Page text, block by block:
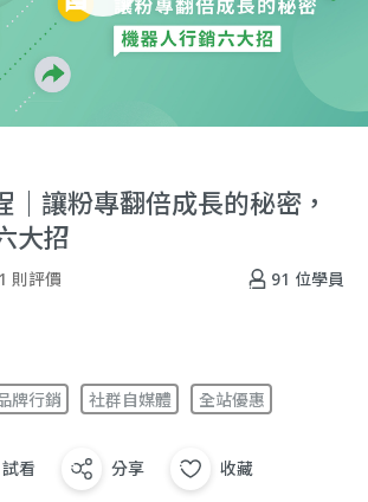
讓粉專翻倍成長的秘密，
大招
91 位學員
1 則評價
牌行銷 社群自媒體 全站優惠
試看 分享 收藏